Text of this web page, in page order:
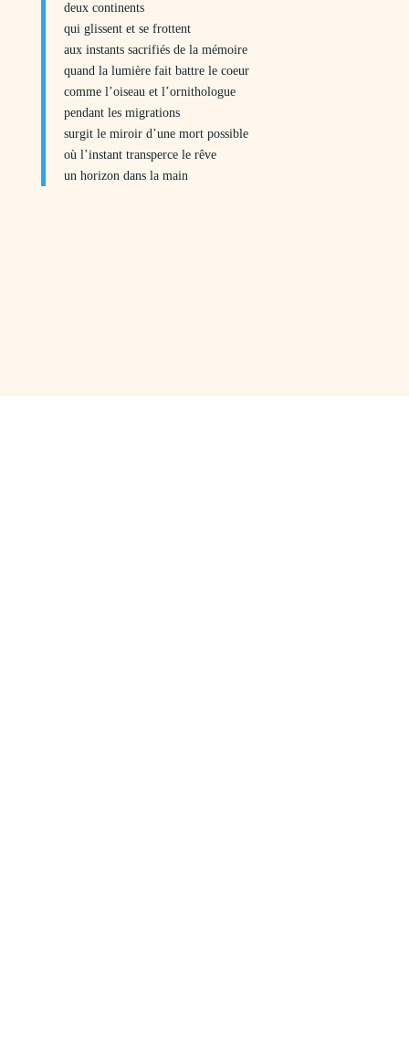
deux continents
qui glissent et se frottent
aux instants sacrifiés de la mémoire
quand la lumière fait battre le coeur
comme l’oiseau et l’ornithologue
pendant les migrations
surgit le miroir d’une mort possible
où l’instant transperce le rêve
un horizon dans la main